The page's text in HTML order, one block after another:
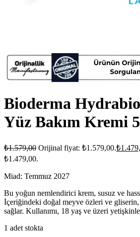
Bioderma
Yüz Bakım Kremi
₺1.579,00 Orijinal fiyat: ₺1.579,00.₺
₺1.479,00.
Miad: Temmuz 2027
Bu yoğun nemlendirici krem, susuz ve
İçeriğindeki doğal meyve özleri ve
sağlar. Kullanımı, 18 yaş ve üzeri
1 adet stokta